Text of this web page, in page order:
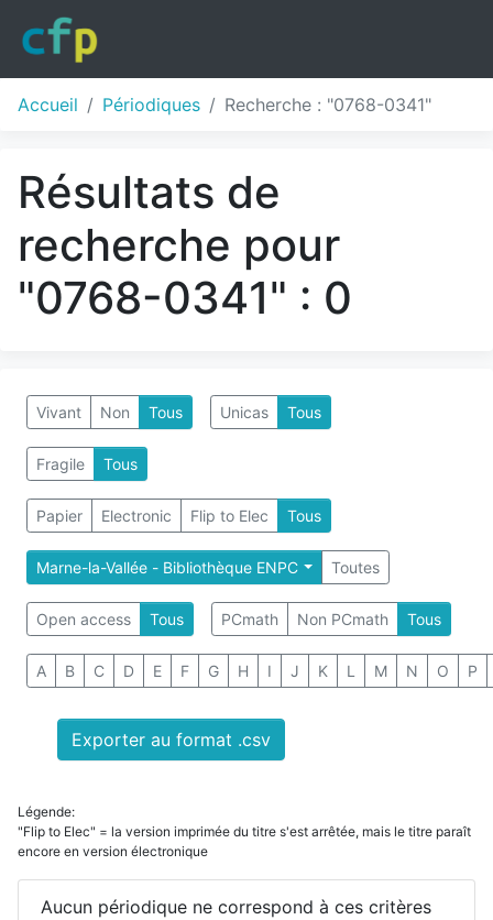
Accueil Périodiques Recherche : "0768-0341"
Résultats de
recherche pour
"0768-0341" : 0
Vivant Non Tous Unicas Tous
Fragile Tous
Papier Electronic Flip to Elec Tous
Marne-la-Vallée - Bibliothèque ENPC Toutes
Open access Tous PCmath Non PCmath Tous
A B C D E F G H I J K L M N O P
Exporter au format .csv
Légende:
"Flip to Elec" = la version imprimée du titre s'est arrêtée, mais le titre paraît
encore en version électronique
Aucun périodique ne correspond à ces critères